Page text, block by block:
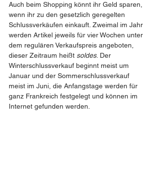
Auch beim Shopping könnt ihr Geld sparen,
wenn ihr zu den gesetzlich geregelten
Schlussverkäufen einkauft. Zweimal im Jahr
werden Artikel jeweils für vier Wochen unter
dem regulären Verkaufspreis angeboten,
dieser Zeitraum heißt soldes. Der
Winterschlussverkauf beginnt meist um
Januar und der Sommerschlussverkauf
meist im Juni, die Anfangstage werden für
ganz Frankreich festgelegt und können im
Internet gefunden werden.